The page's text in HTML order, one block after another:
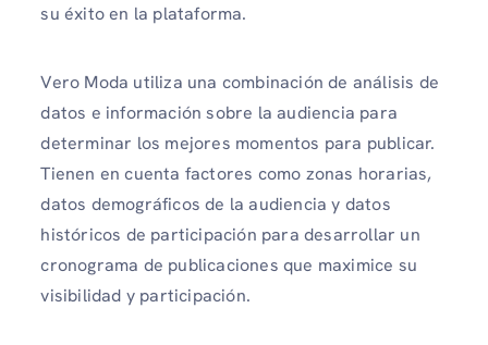
su éxito en la plataforma.
Vero Moda utiliza una combinación de análisis de
datos e información sobre la audiencia para
determinar los mejores momentos para publicar.
Tienen en cuenta factores como zonas horarias,
datos demográficos de la audiencia y datos
históricos de participación para desarrollar un
cronograma de publicaciones que maximice su
visibilidad y participación.